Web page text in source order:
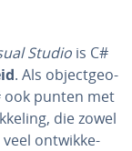
Studio is C#
. Als ob­ject­ge­o­
punten met
die zowel
veel ont­wik­ke­